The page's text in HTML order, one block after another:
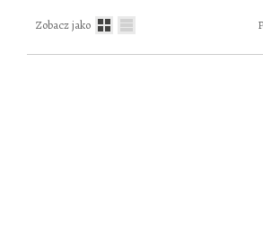
Zobacz jako